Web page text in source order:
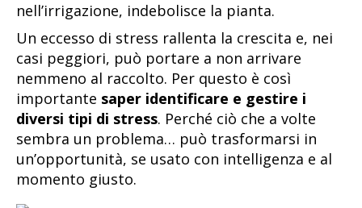
nell’irrigazione, indebolisce la pianta.
Un eccesso di stress rallenta la crescita e, nei
casi peggiori, può portare a non arrivare
nemmeno al raccolto. Per questo è così
importante saper identificare e gestire i
diversi tipi di stress. Perché ciò che a volte
sembra un problema… può trasformarsi in
un’opportunità, se usato con intelligenza e al
momento giusto.